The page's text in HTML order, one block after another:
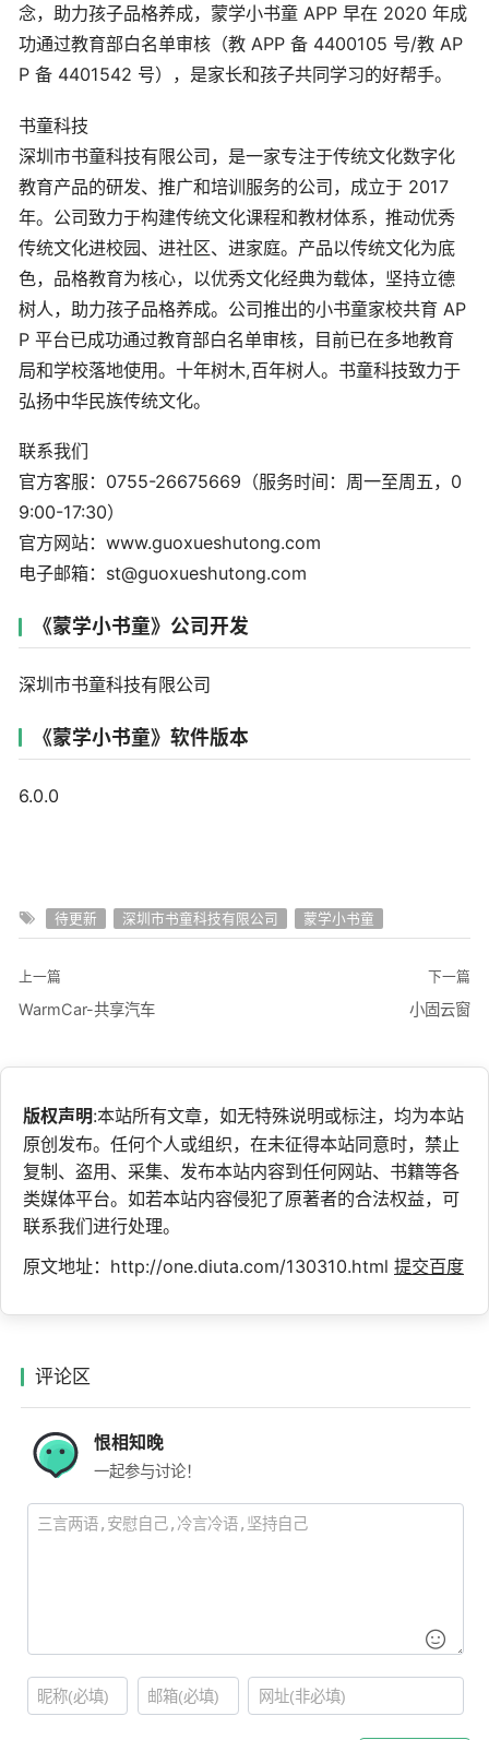
念，助力孩子品格养成，蒙学小书童 APP 早在 2020 年成
功通过教育部白名单审核（教 APP 备 4400105 号/教 AP
P 备 4401542 号），是家长和孩子共同学习的好帮手。
书童科技
深圳市书童科技有限公司，是一家专注于传统文化数字化
教育产品的研发、推广和培训服务的公司，成立于 2017
年。公司致力于构建传统文化课程和教材体系，推动优秀
传统文化进校园、进社区、进家庭。产品以传统文化为底
色，品格教育为核心，以优秀文化经典为载体，坚持立德
树人，助力孩子品格养成。公司推出的小书童家校共育 AP
P 平台已成功通过教育部白名单审核，目前已在多地教育
局和学校落地使用。十年树木,百年树人。书童科技致力于
弘扬中华民族传统文化。
联系我们
官方客服：0755-26675669（服务时间：周一至周五，0
9:00-17:30）
官方网站：www.guoxueshutong.com
电子邮箱：st@guoxueshutong.com
《蒙学小书童》公司开发
深圳市书童科技有限公司
《蒙学小书童》软件版本
6.0.0
待更新 深圳市书童科技有限公司 蒙学小书童
上一篇
WarmCar-共享汽车
下一篇
小固云窗
版权声明:本站所有文章，如无特殊说明或标注，均为本站
原创发布。任何个人或组织，在未征得本站同意时，禁止
复制、盗用、采集、发布本站内容到任何网站、书籍等各
类媒体平台。如若本站内容侵犯了原著者的合法权益，可
联系我们进行处理。
原文地址：http://one.diuta.com/130310.html 提交百度
评论区
恨相知晚
一起参与讨论！